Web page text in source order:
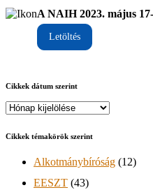
A NAIH 2023. május
Letöltés
Cikkek dátum szerint
Cikkek témakörök szerint
Alkotmánybíróság (12)
EESZT (43)